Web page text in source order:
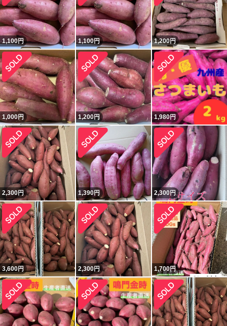
1,100円 1,100円 1,200円
1,000円 1,200円 1,980円
2,300円 1,390円 2,300円
3,600円 2,300円 1,700円